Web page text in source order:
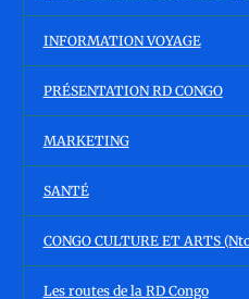
INFORMATION VOYAGE
PRÉSENTATION RD CONGO
MARKETING
SANTÉ
CONGO CULTURE ET ARTS
Les routes de la RD Congo